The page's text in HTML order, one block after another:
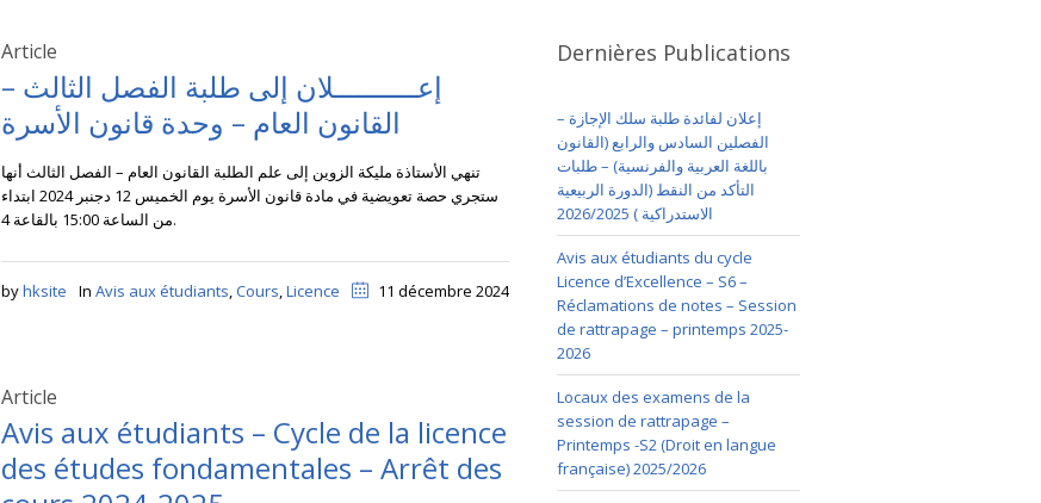
Article
إعــــــــــلان إلى طلبة الفصل الثالث –
تنهي الأستاذة مليكة الزوين إلى علم الطلبة القانون العام – الفصل الثالث أنها
ستجري حصة تعويضية في مادة قانون الأسرة يوم الخميس 12 دجنبر 2024 ابتداء
من الساعة 15:00 بالقاعة 4.‎ ‎
11 décembre 2024
byhksite In Avis aux étudiants,Cours,Licence
Article
Avis aux étudiants – Cycle de la licence
des études fondamentales – Arrêt des
Dernières Publications
إعلان لفائدة طلبة سلك الإجازة –
الفصلين السادس والرابع (القانون
باللغة العربية والفرنسية) – طلبات
التأكد من النقط (الدورة الربيعية
الاستدراكية ) 2026/2025
Avis aux étudiants du cycle
Licence d’Excellence – S6 –
Réclamations de notes – Session
de rattrapage – printemps 2025-
2026
Locaux des examens de la
session de rattrapage –
Printemps -S2 (Droit en langue
française) 2025/2026